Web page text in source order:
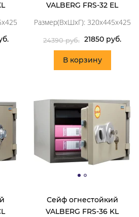
VALBERG FRS-32 EL
Размер(ВхШхГ): 320x445x425
24390 руб. 21850 руб.
В корзину
Сейф огнестойкий
VALBERG FRS-36 KL